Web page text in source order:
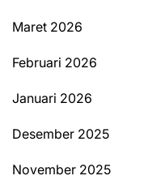
Maret 2026
Februari 2026
Januari 2026
Desember 2025
November 2025